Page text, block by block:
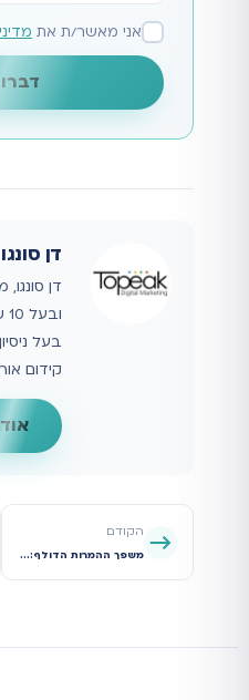
אני מאשר/ת את
דן סונגו
דן
בעל
קידום
הקודם
משפך ההמרות הדולף: המדריך המלא לאיתור ותיקון נקודות הכשל בקמפיין שלכם